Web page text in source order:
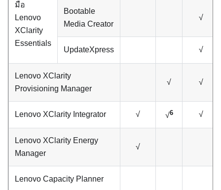
มือ
Lenovo
XClarity
Essentials
Bootable
Media Creator
√
UpdateXpress √
Lenovo XClarity
Provisioning Manager
√ √
Lenovo XClarity Integrator √ √6 √
Lenovo XClarity Energy
Manager
√
Lenovo Capacity Planner